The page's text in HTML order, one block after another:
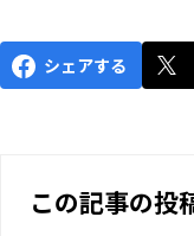
シェアする
この記事の投